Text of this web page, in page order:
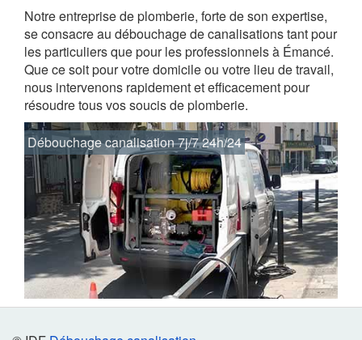
Notre entreprise de plomberie, forte de son expertise,
se consacre au débouchage de canalisations tant pour
les particuliers que pour les professionnels à Émancé.
Que ce soit pour votre domicile ou votre lieu de travail,
nous intervenons rapidement et efficacement pour
résoudre tous vos soucis de plomberie.
Débouchage canalisation 7j/7 24h/24